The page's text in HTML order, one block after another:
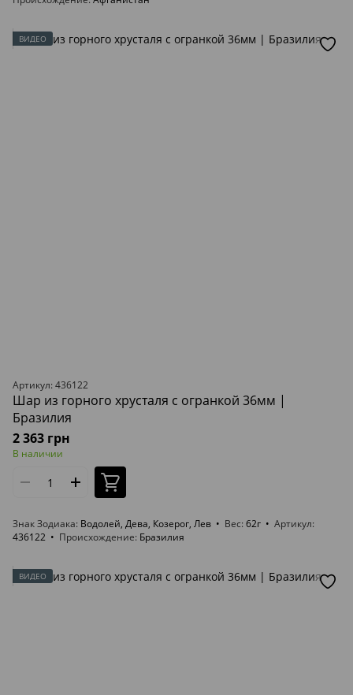
ВИДЕО
Артикул: 436122
Шар из горного хрусталя с огранкой 36мм |
Бразилия
2 363 грн
В наличии
Знак Зодиака Водолей, Дева, Козерог, Лев Вес 62г
Артикул
436122
Происхождение Бразилия
ВИДЕО